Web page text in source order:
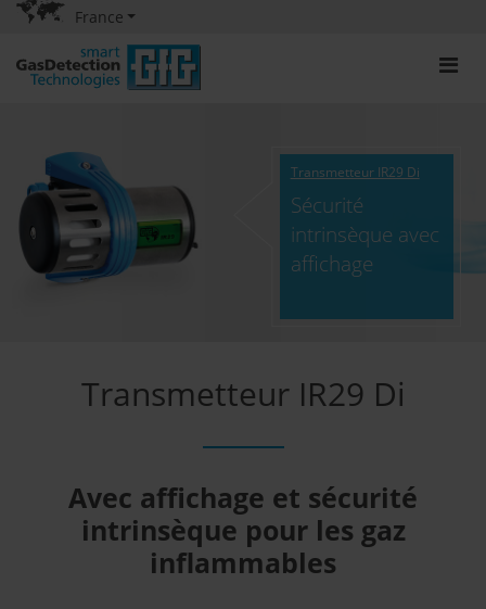
France
Transmetteur IR29 Di
Sécurité
intrinsèque avec
affichage
Transmetteur IR29 Di
Avec affichage et sécurité
intrinsèque pour les gaz
inflammables